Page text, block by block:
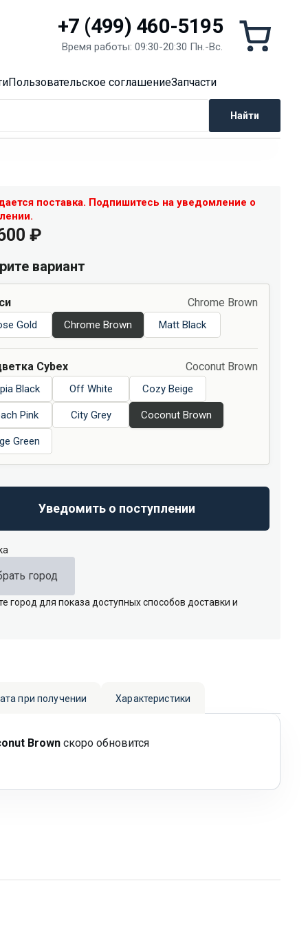
+7 (499) 460-5195
Время работы: 09:30-20:30 Пн.-Вc.
Пользовательское соглашениеЗапчасти
Найти
поставка. Подпишитесь на уведомление о
₽
вариант
Chrome Brown
Gold Chrome Brown Matt Black
Cybex Coconut Brown
Black Off White Cozy Beige
Pink City Grey Coconut Brown
Green
Уведомить о поступлении
город
город для показа доступных способов доставки и
при получении Характеристики
Brown скоро обновится